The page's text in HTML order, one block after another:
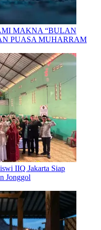
MAKNA “BULAN
PUASA MUHARRAM
IIQ Jakarta Siap
Jonggol